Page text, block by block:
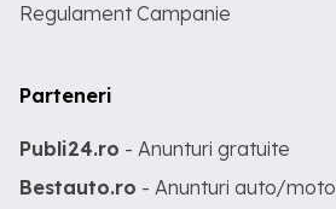
Regulament Campanie
Parteneri
Publi24.ro - Anunturi gratuite
Bestauto.ro - Anunturi auto/moto